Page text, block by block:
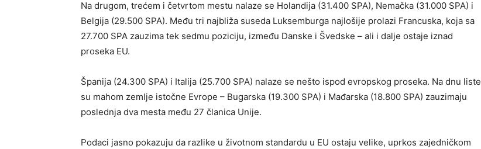
Na drugom, trećem i četvrtom mestu nalaze se Holandija (31.400 SPA), Nemačka (31.000 SPA) i
Belgija (29.500 SPA). Među tri najbliža suseda Luksemburga najlošije prolazi Francuska, koja sa
27.700 SPA zauzima tek sedmu poziciju, između Danske i Švedske – ali i dalje ostaje iznad
proseka EU.
Španija (24.300 SPA) i Italija (25.700 SPA) nalaze se nešto ispod evropskog proseka. Na dnu liste
su mahom zemlje istočne Evrope – Bugarska (19.300 SPA) i Mađarska (18.800 SPA) zauzimaju
poslednja dva mesta među 27 članica Unije.
Podaci jasno pokazuju da razlike u životnom standardu u EU ostaju velike, uprkos zajedničkom